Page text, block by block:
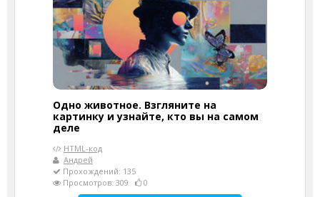
Одно животное. Взгляните на
картинку и узнайте, кто вы на самом
деле
HTML-код
Андрей
Прохождений: 135
Просмотров: 309
0